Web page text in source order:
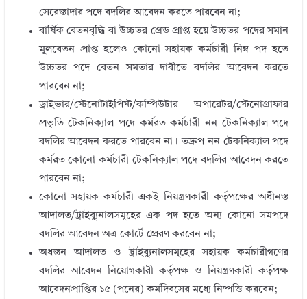
সেরেস্তাদার পদে বদলির আবেদন করতে পারবেন না;
বার্ষিক বেতনবৃদ্ধি বা উচ্চতর গ্রেড প্রাপ্ত হয়ে উচ্চতর পদের সমান
মূলবেতন প্রাপ্ত হলেও কোনো সহায়ক কর্মচারী নিম্ন পদ হতে
উচ্চতর পদে বেতন সমতার দাবীতে বদলির আবেদন করতে
পারবেন না;
ড্রাইভার/স্টেনোটাইপিস্ট/কম্পিউটার অপারেটর/স্টেনোগ্রাফার
প্রভৃতি টেকনিক্যাল পদে কর্মরত কর্মচারী নন টেকনিক্যাল পদে
বদলির আবেদন করতে পারবেন না। তদ্রুপ নন টেকনিক্যাল পদে
কর্মরত কোনো কর্মচারী টেকনিক্যাল পদে বদলির আবেদন করতে
পারবেন না;
কোনো সহায়ক কর্মচারী একই নিয়ন্ত্রণকারী কর্তৃপক্ষের অধীনস্ত
আদালত/ট্রাইব্যুনালসমূহের এক পদ হতে অন্য কোনো সমপদে
বদলির আবেদন অত্র কোর্টে প্রেরণ করবেন না;
অধস্তন আদালত ও ট্রাইব্যুনালসমূহের সহায়ক কর্মচারীগণের
বদলির আবেদন নিয়োগকারী কর্তৃপক্ষ ও নিয়ন্ত্রণকারী কর্তৃপক্ষ
আবেদনপ্রাপ্তির ১৫ (পনের) কর্মদিবসের মধ্যে নিষ্পত্তি করবেন;